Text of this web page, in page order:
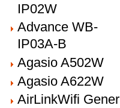
IP02W
Advance WB-
IP03A-B
Agasio A502W
Agasio A622W
AirLinkWifi